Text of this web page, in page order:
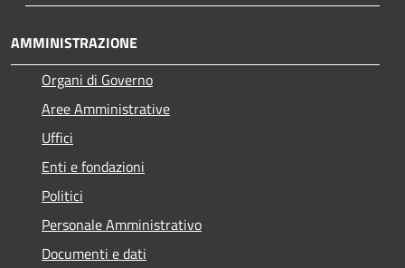
AMMINISTRAZIONE
Organi di Governo
Aree Amministrative
Uffici
Enti e fondazioni
Politici
Personale Amministrativo
Documenti e dati